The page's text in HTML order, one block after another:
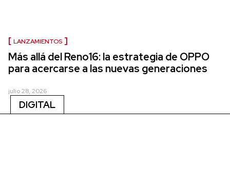
LANZAMIENTOS
Más allá del Reno16: la estrategia de OPPO
para acercarse a las nuevas generaciones
julio 28, 2026
DIGITAL